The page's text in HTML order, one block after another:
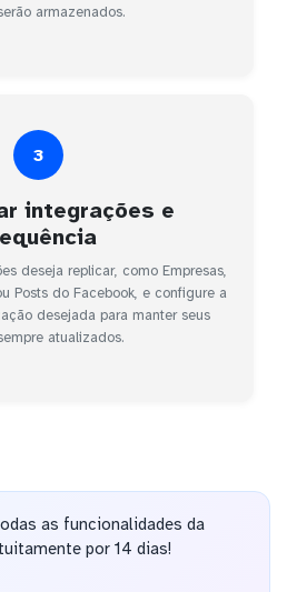
armazenados.
3
integrações e
deseja replicar, como Empresas,
Posts do Facebook, e configure a
desejada para manter seus
atualizados.
as funcionalidades da
por 14 dias!